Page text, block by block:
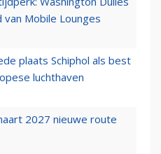
Mobile Lounges
plaats Schiphol als best
luchthaven
2027 nieuwe route